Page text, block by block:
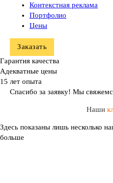
Контекстная реклама
Портфолио
Цены
Заказать
Гарантия качества
Адекватные цены
15 лет опыта
Спасибо за заявку! Мы
Наши
Здесь показаны лишь несколько
больше